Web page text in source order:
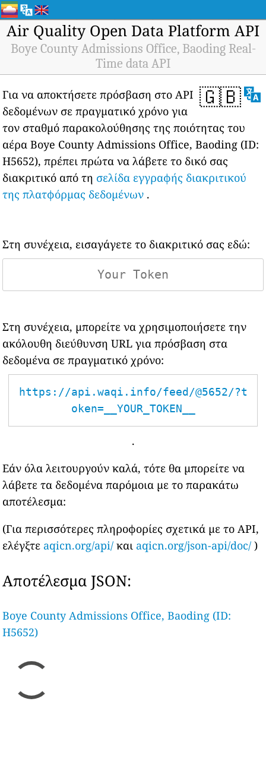
Air Quality Open Data Platform API
Boye County Admissions Office, Baoding Real-
Time data API
🇬🇧
Για να αποκτήσετε πρόσβαση στο API
δεδομένων σε πραγματικό χρόνο για
τον σταθμό παρακολούθησης της ποιότητας του
αέρα Boye County Admissions Office, Baoding (ID:
H5652), πρέπει πρώτα να λάβετε το δικό σας
διακριτικό από τη σελίδα εγγραφής διακριτικού
της πλατφόρμας δεδομένων .
Στη συνέχεια, εισαγάγετε το διακριτικό σας εδώ:
Στη συνέχεια, μπορείτε να χρησιμοποιήσετε την
ακόλουθη διεύθυνση URL για πρόσβαση στα
δεδομένα σε πραγματικό χρόνο:
https://api.waqi.info/feed/@5652/?t
oken=__YOUR_TOKEN__
.
Εάν όλα λειτουργούν καλά, τότε θα μπορείτε να
λάβετε τα δεδομένα παρόμοια με το παρακάτω
αποτέλεσμα:
(Για περισσότερες πληροφορίες σχετικά με το API,
ελέγξτε aqicn.org/api/ και aqicn.org/json-api/doc/ )
Αποτέλεσμα JSON:
Boye County Admissions Office, Baoding (ID:
H5652)